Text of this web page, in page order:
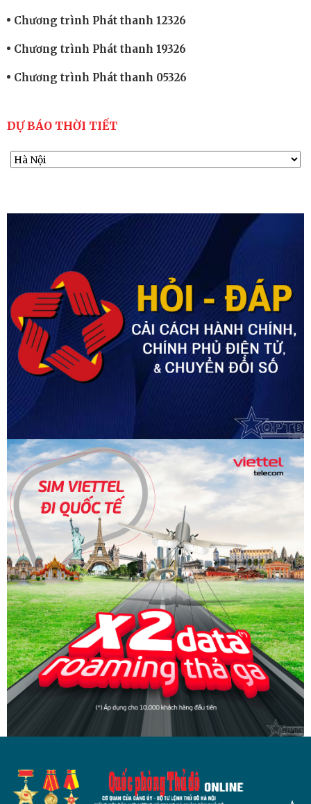
Chương trình Phát thanh 12326
Chương trình Phát thanh 19326
Chương trình Phát thanh 05326
DỰ BÁO THỜI TIẾT